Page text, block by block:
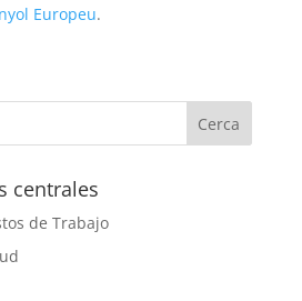
Europeu.
centrales
de Trabajo